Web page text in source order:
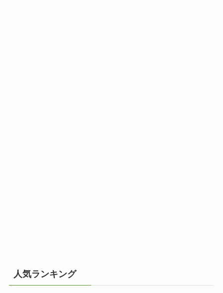
人気ランキング